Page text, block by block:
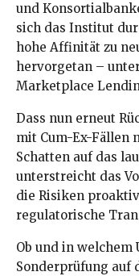
und
sich das Institut
hohe Affinität zu
hervorgetan –
Marketplace
Dass nun erneut
mit Cum-Ex-Fällen
Schatten auf das
unterstreicht das
die Risiken
regulatorische
Ob und in welchem
Sonderprüfung auf